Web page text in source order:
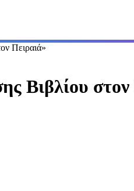
Πειραιά»
Βιβλίου στον